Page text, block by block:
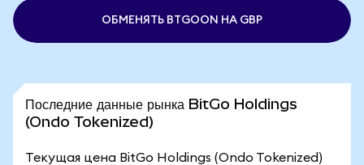
ОБМЕНЯТЬ BTGOON НА GBP
Последние данные рынка BitGo Holdings
(Ondo Tokenized)
Текущая цена BitGo Holdings (Ondo Tokenized)